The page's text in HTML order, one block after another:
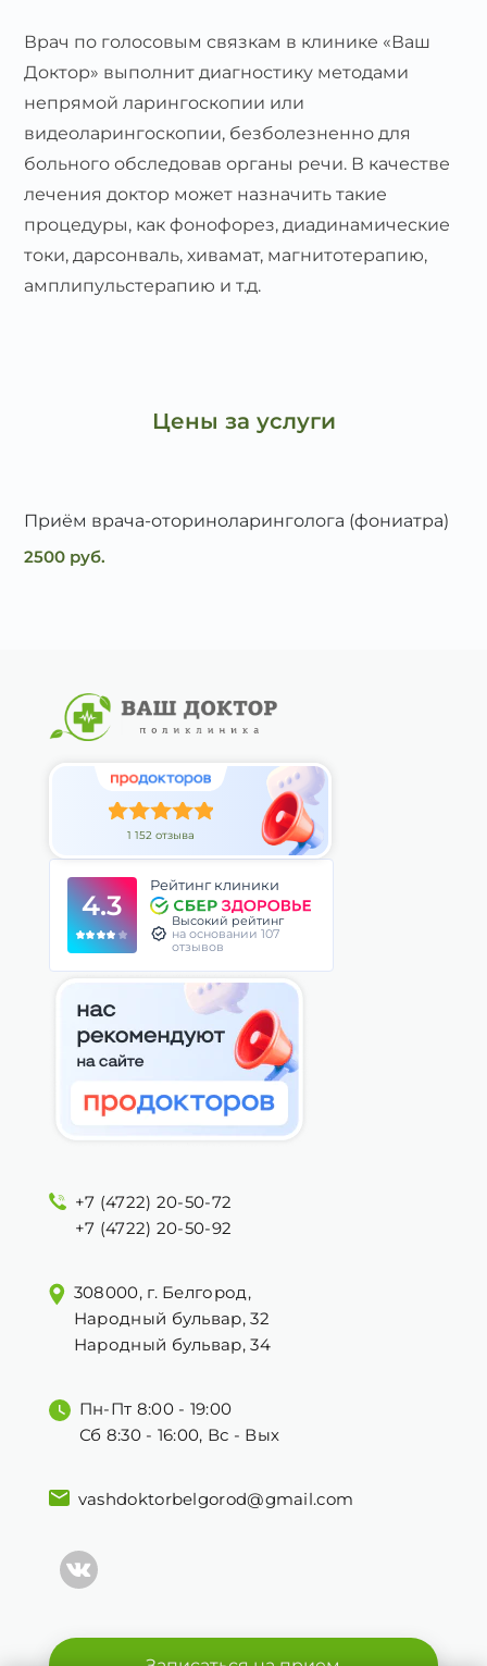
Врач по голосовым связкам в клинике «Ваш
Доктор» выполнит диагностику методами
непрямой ларингоскопии или
видеоларингоскопии, безболезненно для
больного обследовав органы речи. В качестве
лечения доктор может назначить такие
процедуры, как фонофорез, диадинамические
токи, дарсонваль, хивамат, магнитотерапию,
амплипульстерапию и т.д.
Цены за услуги
Приём врача-оториноларинголога (фониатра)
2500 руб.
1 152 отзыва
4.3
Рейтинг клиники
Высокий рейтинг
на основании 107
отзывов
+7 (4722) 20-50-72
+7 (4722) 20-50-92
308000, г. Белгород,
Народный бульвар, 32
Народный бульвар, 34
Пн-Пт 8:00 - 19:00
Сб 8:30 - 16:00, Вс - Вых
vashdoktorbelgorod@gmail.com